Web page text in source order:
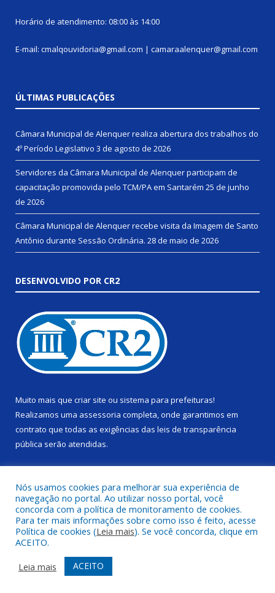
Horário de atendimento: 08:00 às 14:00
E-mail: cmalqouvidoria@gmail.com | camaraalenquer@gmail.com
ÚLTIMAS PUBLICAÇÕES
Câmara Municipal de Alenquer realiza abertura dos trabalhos do
4º Período Legislativo 3 de agosto de 2026
Servidores da Câmara Municipal de Alenquer participam de
capacitação promovida pelo TCM/PA em Santarém 25 de junho
de 2026
Câmara Municipal de Alenquer recebe visita da Imagem de Santo
Antônio durante Sessão Ordinária. 28 de maio de 2026
DESENVOLVIDO POR CR2
Muito mais que criar site ou sistema para prefeituras!
Realizamos uma assessoria completa, onde garantimos em
contrato que todas as exigências das leis de transparência
pública serão atendidas.
Todos os direitos reservados a Câmara Municipal de Alenquer.
Mapa do Site
Acessar Área Administrativa
Acessar Webmail
Nós usamos cookies para melhorar sua experiência de
navegação no portal. Ao utilizar nosso portal, você
concorda com a política de monitoramento de cookies.
Para ter mais informações sobre como isso é feito, acesse
Política de cookies (Leia mais). Se você concorda, clique em
ACEITO.
Leia mais
ACEITO